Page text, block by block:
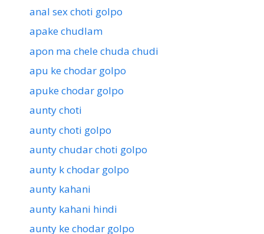
anal sex choti golpo
apake chudlam
apon ma chele chuda chudi
apu ke chodar golpo
apuke chodar golpo
aunty choti
aunty choti golpo
aunty chudar choti golpo
aunty k chodar golpo
aunty kahani
aunty kahani hindi
aunty ke chodar golpo